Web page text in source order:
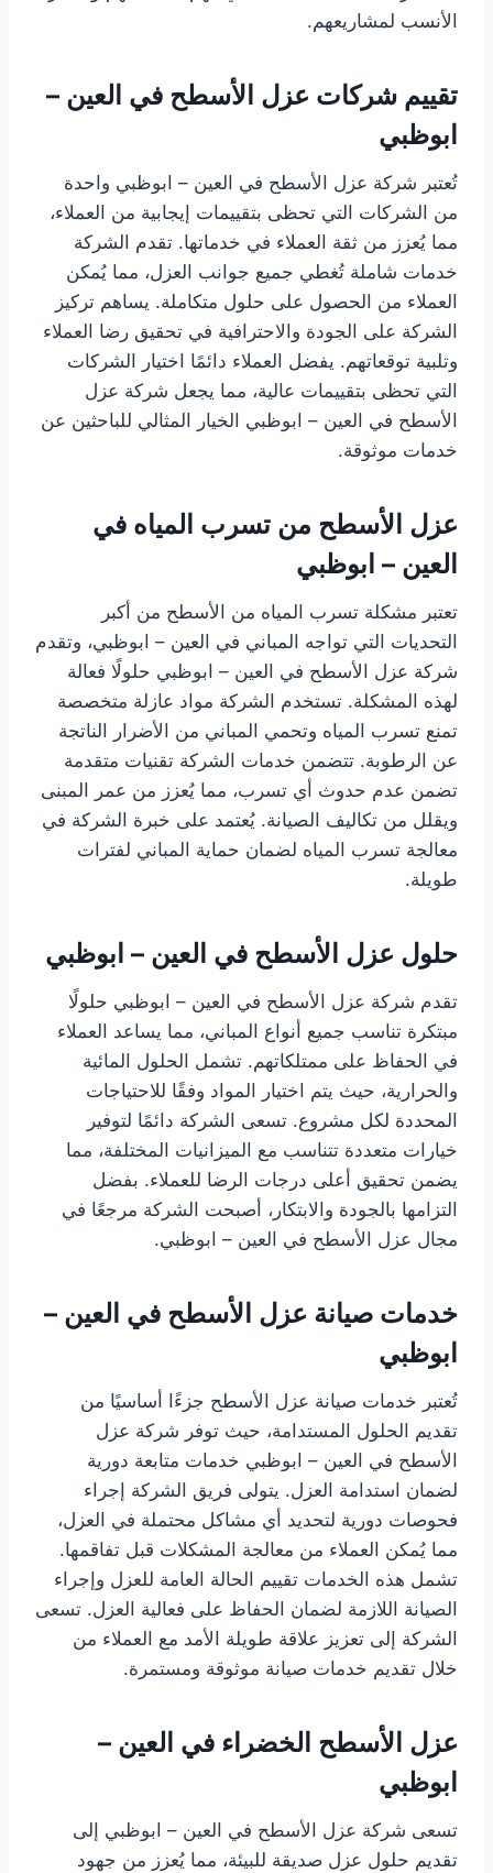
الأنسب لمشاريعهم.
تقييم شركات عزل الأسطح في العين –
ابوظبي
تُعتبر شركة عزل الأسطح في العين – ابوظبي واحدة
من الشركات التي تحظى بتقييمات إيجابية من العملاء،
مما يُعزز من ثقة العملاء في خدماتها. تقدم الشركة
خدمات شاملة تُغطي جميع جوانب العزل، مما يُمكن
العملاء من الحصول على حلول متكاملة. يساهم تركيز
الشركة على الجودة والاحترافية في تحقيق رضا العملاء
وتلبية توقعاتهم. يفضل العملاء دائمًا اختيار الشركات
التي تحظى بتقييمات عالية، مما يجعل شركة عزل
الأسطح في العين – ابوظبي الخيار المثالي للباحثين عن
خدمات موثوقة.
عزل الأسطح من تسرب المياه في
العين – ابوظبي
تعتبر مشكلة تسرب المياه من الأسطح من أكبر
التحديات التي تواجه المباني في العين – ابوظبي، وتقدم
شركة عزل الأسطح في العين – ابوظبي حلولًا فعالة
لهذه المشكلة. تستخدم الشركة مواد عازلة متخصصة
تمنع تسرب المياه وتحمي المباني من الأضرار الناتجة
عن الرطوبة. تتضمن خدمات الشركة تقنيات متقدمة
تضمن عدم حدوث أي تسرب، مما يُعزز من عمر المبنى
ويقلل من تكاليف الصيانة. يُعتمد على خبرة الشركة في
معالجة تسرب المياه لضمان حماية المباني لفترات
طويلة.
حلول عزل الأسطح في العين – ابوظبي
تقدم شركة عزل الأسطح في العين – ابوظبي حلولًا
مبتكرة تناسب جميع أنواع المباني، مما يساعد العملاء
في الحفاظ على ممتلكاتهم. تشمل الحلول المائية
والحرارية، حيث يتم اختيار المواد وفقًا للاحتياجات
المحددة لكل مشروع. تسعى الشركة دائمًا لتوفير
خيارات متعددة تتناسب مع الميزانيات المختلفة، مما
يضمن تحقيق أعلى درجات الرضا للعملاء. بفضل
التزامها بالجودة والابتكار، أصبحت الشركة مرجعًا في
مجال عزل الأسطح في العين – ابوظبي.
خدمات صيانة عزل الأسطح في العين –
ابوظبي
تُعتبر خدمات صيانة عزل الأسطح جزءًا أساسيًا من
تقديم الحلول المستدامة، حيث توفر شركة عزل
الأسطح في العين – ابوظبي خدمات متابعة دورية
لضمان استدامة العزل. يتولى فريق الشركة إجراء
فحوصات دورية لتحديد أي مشاكل محتملة في العزل،
مما يُمكن العملاء من معالجة المشكلات قبل تفاقمها.
تشمل هذه الخدمات تقييم الحالة العامة للعزل وإجراء
الصيانة اللازمة لضمان الحفاظ على فعالية العزل. تسعى
الشركة إلى تعزيز علاقة طويلة الأمد مع العملاء من
خلال تقديم خدمات صيانة موثوقة ومستمرة.
عزل الأسطح الخضراء في العين –
ابوظبي
تسعى شركة عزل الأسطح في العين – ابوظبي إلى
تقديم حلول عزل صديقة للبيئة، مما يُعزز من جهود